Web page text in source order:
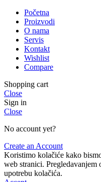
Početna
Proizvodi
O nama
Servis
Kontakt
Wishlist
Compare
Shopping cart
Close
Sign in
Close
No account yet?
Create an Account
Koristimo kolačiće kako
web stranici. Pregledavanjem
upotrebu kolačića.